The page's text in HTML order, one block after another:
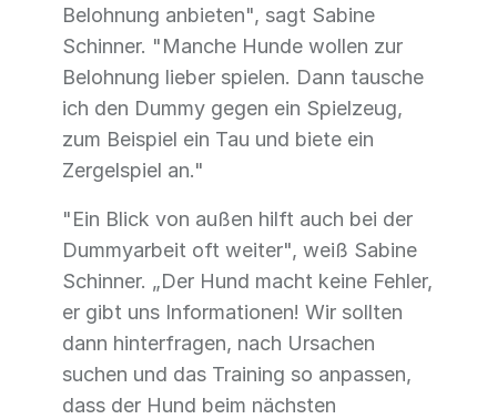
Belohnung anbieten", sagt Sabine
Schinner. "Manche Hunde wollen zur
Belohnung lieber spielen. Dann tausche
ich den Dummy gegen ein Spielzeug,
zum Beispiel ein Tau und biete ein
Zergelspiel an."
"Ein Blick von außen hilft auch bei der
Dummyarbeit oft weiter", weiß Sabine
Schinner. „Der Hund macht keine Fehler,
er gibt uns Informationen! Wir sollten
dann hinterfragen, nach Ursachen
suchen und das Training so anpassen,
dass der Hund beim nächsten